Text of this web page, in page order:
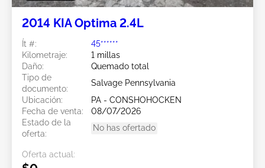
2014 KIA Optima 2.4L
Ít #:
45******
Kilometraje:
1 millas
Daño:
Quemado total
Tipo de
documento:
Salvage Pennsylvania
Ubicación:
PA - CONSHOHOCKEN
Fecha de venta:
08/07/2026
Estado de la
oferta:
No has ofertado
Oferta actual: